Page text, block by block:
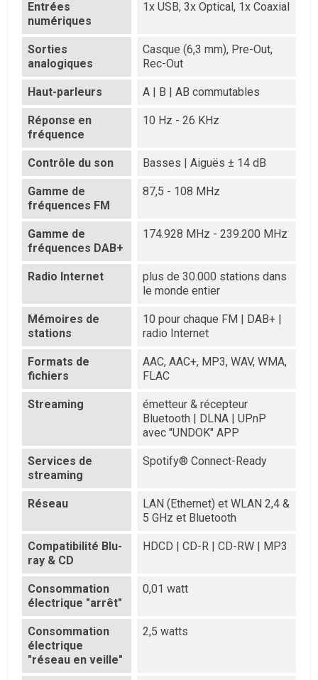
Entrées
numériques
1x USB, 3x Optical, 1x Coaxial
Sorties
analogiques
Casque (6,3 mm), Pre-Out,
Rec-Out
Haut-parleurs A | B | AB commutables
Réponse en
fréquence
10 Hz - 26 KHz
Contrôle du son Basses | Aiguës ± 14 dB
Gamme de
fréquences FM
87,5 - 108 MHz
Gamme de
fréquences DAB+
174.928 MHz - 239.200 MHz
Radio Internet
plus de 30.000 stations dans
le monde entier
Mémoires de
stations
10 pour chaque FM | DAB+ |
radio Internet
Formats de
fichiers
AAC, AAC+, MP3, WAV, WMA,
FLAC
Streaming
émetteur & récepteur
Bluetooth | DLNA | UPnP
avec "UNDOK" APP
Services de
streaming
Spotify® Connect-Ready
Réseau
LAN (Ethernet) et WLAN 2,4 &
5 GHz et Bluetooth
Compatibilité Blu-
ray & CD
HDCD | CD-R | CD-RW | MP3
Consommation
électrique "arrêt"
0,01 watt
Consommation
électrique
"réseau en veille"
2,5 watts